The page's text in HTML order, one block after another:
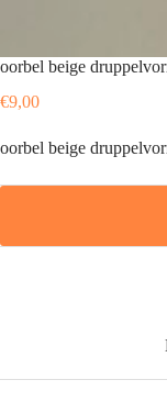
oorbel beige
€9,00
oorbel beige